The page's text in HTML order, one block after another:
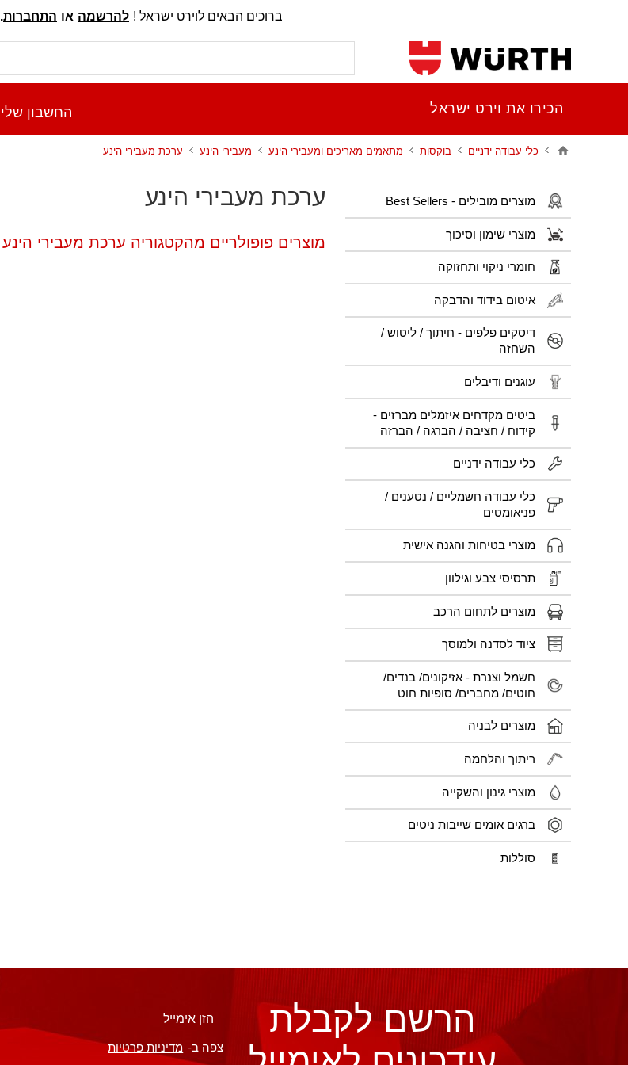
ברוכים הבאים לוירט ישראל ! להרשמה או התחברות.
מוצרים מובילים - Best Sellers
מוצרי שימון וסיכוך
חומרי ניקוי ותחזוקה
איטום בידוד והדבקה
דיסקים פלפים - חיתוך / ליטוש /
השחזה
עוגנים ודיבלים
ביטים מקדחים איזמלים מברזים -
קידוח / חציבה / הברגה / הברזה
כלי עבודה ידניים
כלי עבודה חשמליים / נטענים /
פניאומטים
מוצרי בטיחות והגנה אישית
תרסיסי צבע וגילוון
מוצרים לתחום הרכב
ציוד לסדנה ולמוסך
חשמל וצנרת - אזיקונים/ בנדים/
חוטים/ מחברים/ סופיות חוט
מוצרים לבניה
ריתוך והלחמה
מוצרי גינון והשקייה
ברגים אומים שייבות ניטים
סוללות
הכירו את וירט ישראל החשבון שלי
כלי עבודה ידניים בוקסות מתאמים מאריכים ומעבירי הינע מעבירי הינע ערכת מעבירי הינע
ערכת מעבירי הינע
מוצרים פופולריים מהקטגוריה ערכת מעבירי הינע
הרשם לקבלת
צפה ב- מדיניות פרטיות